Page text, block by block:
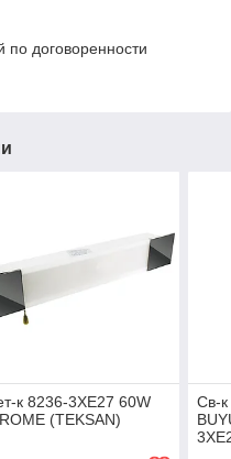
по договоренности
к 8236-3XE27 60W
(TEKSAN)
Cв-